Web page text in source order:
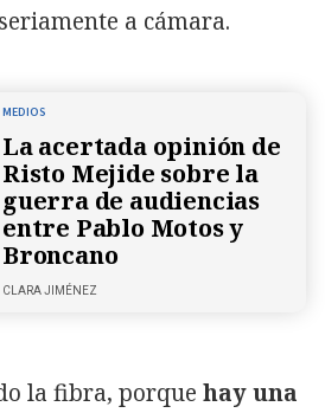
a cámara.
MEDIOS
La acertada opinión de
Risto Mejide sobre la
guerra de audiencias
entre Pablo Motos y
Broncano
CLARA JIMÉNEZ
la fibra, porque hay una